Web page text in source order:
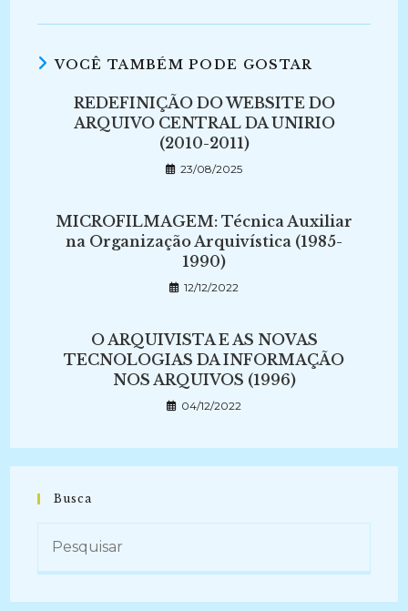
VOCÊ TAMBÉM PODE GOSTAR
REDEFINIÇÃO DO WEBSITE DO
ARQUIVO CENTRAL DA UNIRIO
(2010-2011)
23/08/2025
MICROFILMAGEM: Técnica Auxiliar
na Organização Arquivística (1985-
1990)
12/12/2022
O ARQUIVISTA E AS NOVAS
TECNOLOGIAS DA INFORMAÇÃO
NOS ARQUIVOS (1996)
04/12/2022
Busca